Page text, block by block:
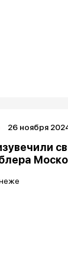
26 ноября